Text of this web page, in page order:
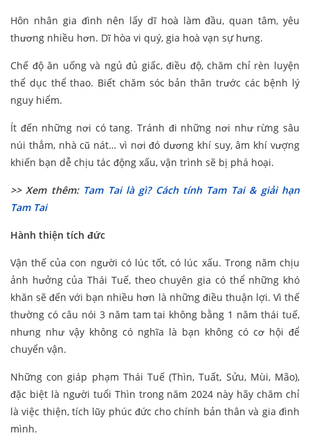
Hôn nhân gia đình nên lấy dĩ hoà làm đầu, quan tâm, yêu
thương nhiều hơn. Dĩ hòa vi quý, gia hoà vạn sự hưng.
Chế độ ăn uống và ngủ đủ giấc, điều độ, chăm chỉ rèn luyện
thể dục thể thao. Biết chăm sóc bản thân trước các bệnh lý
nguy hiểm.
Ít đến những nơi có tang. Tránh đi những nơi như rừng sâu
núi thẳm, nhà cũ nát… vì nơi đó dương khí suy, âm khí vượng
khiến bạn dễ chịu tác động xấu, vận trình sẽ bị phá hoại.
>> Xem thêm: Tam Tai là gì? Cách tính Tam Tai & giải hạn
Tam Tai
Hành thiện tích đức
Vận thế của con người có lúc tốt, có lúc xấu. Trong năm chịu
ảnh hưởng của Thái Tuế, theo chuyên gia có thể những khó
khăn sẽ đến với bạn nhiều hơn là những điều thuận lợi. Vì thế
thường có câu nói 3 năm tam tai không bằng 1 năm thái tuế,
nhưng như vậy không có nghĩa là bạn không có cơ hội để
chuyển vận.
Những con giáp phạm Thái Tuế (Thìn, Tuất, Sửu, Mùi, Mão),
đặc biệt là người tuổi Thìn trong năm 2024 này hãy chăm chỉ
là việc thiện, tích lũy phúc đức cho chính bản thân và gia đình
mình.